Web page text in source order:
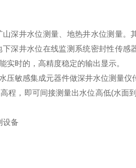
深井水位测量、地热井水位测量。
深井水位在线监测系统密封性传感
时的，高精度稳定的输出显示。
压敏感集成元器件做深井水位测量仪
程，即可间接测量出水位高低(水面